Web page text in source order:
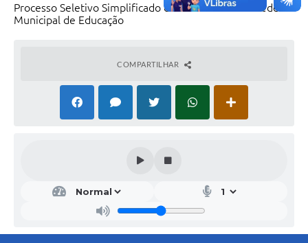
Processo Seletivo Simplificado de Professores da Rede
Municipal de Educação
COMPARTILHAR